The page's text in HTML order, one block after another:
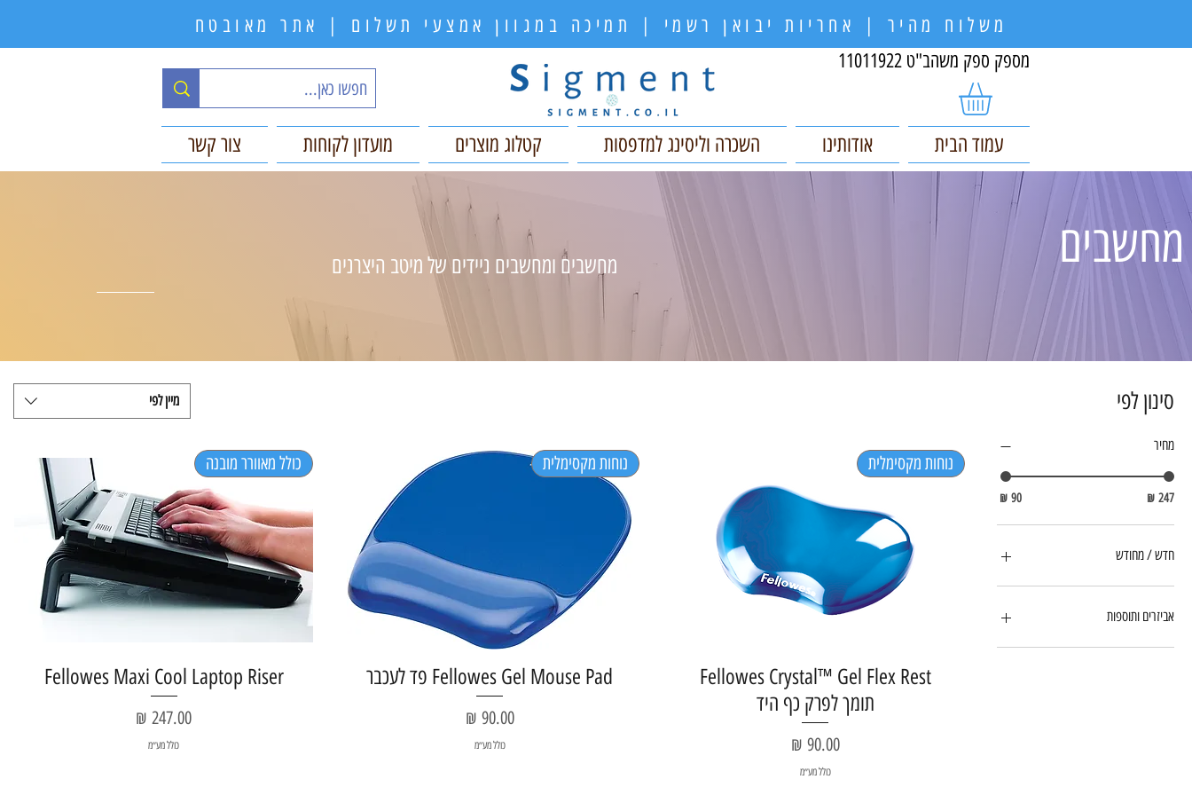
משלוח מהיר | אחריות יבואן רשמי | תמיכה במגוון אמצעי תשלום | אתר מאובטח
מספק ספק משהב"ט 11011922
עמוד הבית אודותינו השכרה וליסינג למדפסות קטלוג מוצרים מועדון לקוחות צור קשר
מחשבים ומחשבים ניידים של מיטב היצרנים מחשבים
סינון לפי
מחיר
חדש / מחודש
מחשבים חדשים
אביזרים ותוספות
מוצרים למשרד
מיין לפי
נוחות מקסימלית
Fellowes Crystal™ Gel Flex Rest
תומך לפרק כף היד
מחיר‏90.00 ‏₪
כולל מע״מ
נוחות מקסימלית
Fellowes Gel Mouse Pad פד לעכבר
מחיר‏90.00 ‏₪
כולל מע״מ
כולל מאוורר מובנה
Fellowes Maxi Cool Laptop Riser
מחיר
כולל מע״מ